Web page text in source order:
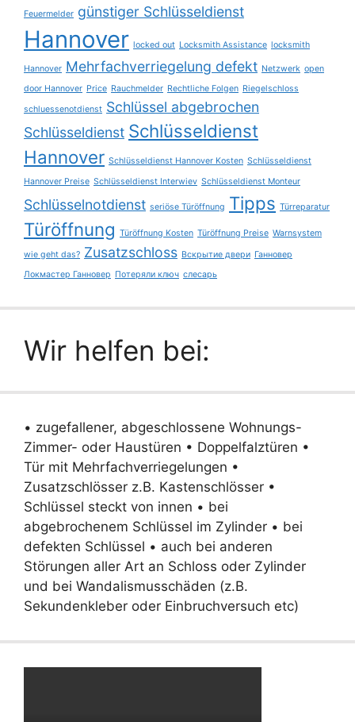
Feuermelder günstiger Schlüsseldienst
Hannover locked out Locksmith Assistance locksmith
Hannover Mehrfachverriegelung defekt Netzwerk open
door Hannover Price Rauchmelder Rechtliche Folgen Riegelschloss
schluessenotdienst Schlüssel abgebrochen
Schlüsseldienst Schlüsseldienst
Hannover Schlüsseldienst Hannover Kosten Schlüsseldienst
Hannover Preise Schlüsseldienst Interwiev Schlüsseldienst Monteur
Schlüsselnotdienst seriöse Türöffnung Tipps Türreparatur
Türöffnung Türöffnung Kosten Türöffnung Preise Warnsystem
wie geht das? Zusatzschloss Вскрытие двери Ганновер
Локмастер Ганновер Потеряли ключ слесарь
Wir helfen bei:
• zugefallener, abgeschlossene Wohnungs-
Zimmer- oder Haustüren • Doppelfalztüren •
Tür mit Mehrfachverriegelungen •
Zusatzschlösser z.B. Kastenschlösser •
Schlüssel steckt von innen • bei
abgebrochenem Schlüssel im Zylinder • bei
defekten Schlüssel • auch bei anderen
Störungen aller Art an Schloss oder Zylinder
und bei Wandalismusschäden (z.B.
Sekundenkleber oder Einbruchversuch etc)